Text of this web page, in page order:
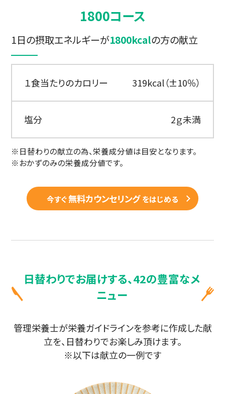
1800コース
1日の摂取エネルギーが1800kcalの方の献立
１食当たりのカロリー 319kcal（±10％）
塩分 2ｇ未満
※日替わりの献立の為、栄養成分値は目安となります。
※おかずのみの栄養成分値です。
今すぐ無料カウンセリング をはじめる
日替わりでお届けする、42の豊富なメ
ニュー
管理栄養士が栄養ガイドラインを参考に作成した献
立を、日替わりでお楽しみ頂けます。
※以下は献立の一例です